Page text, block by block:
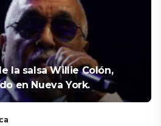
la salsa Willie Colón,
en Nueva York.